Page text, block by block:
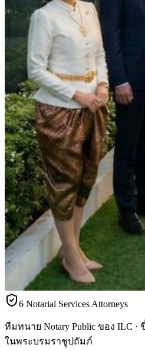
6 Notarial Services Attorneys
ทีมทนาย Notary Public ของ ILC ·
ในพระบรมราชูปถัมภ์